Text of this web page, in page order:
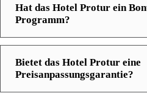
Hat das Hotel Protur ein
Programm?
Bietet das Hotel Protur eine
Preisanpassungsgarantie?